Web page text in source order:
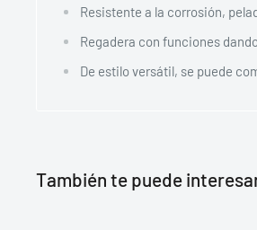
Resistente a la corrosión,
Regadera con funciones
De estilo versátil, se puede
También te puede